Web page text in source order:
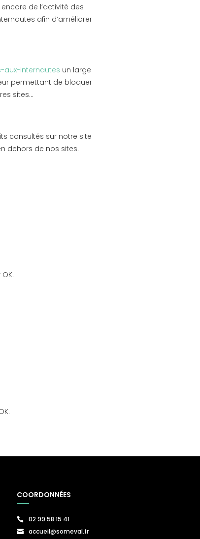
de l’activité des
afin d’améliorer
aux-internautes un large
permettant de bloquer
sites…
consultés sur notre site
dehors de nos sites.
COORDONNÉES
 02 99 58 15 41
 accueil@someval.fr